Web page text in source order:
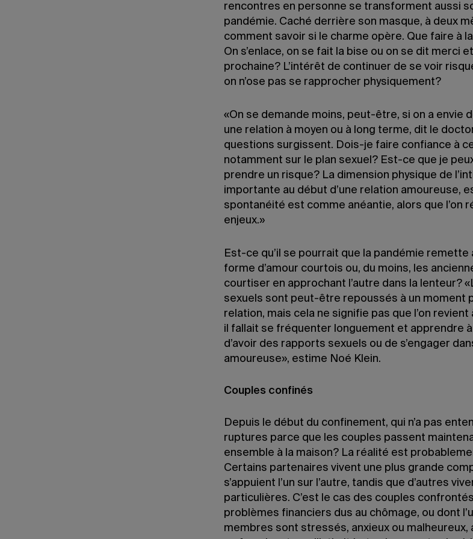
rencontres en personne se transforment aussi
pandémie. Caché derrière son masque, à deux
comment savoir si le charme opère. Que faire à
On s’enlace, on se fait la bise ou on se dit merci
prochaine? L’intérêt de continuer de se voir
on n’ose pas se rapprocher physiquement?
«On se demande moins, peut-être, si on a envie
une relation à moyen ou à long terme, dit le
questions surgissent. Dois-je faire confiance à
notamment sur le plan sexuel? Est-ce que je
prendre un risque? La dimension physique de
importante au début d’une relation amoureuse,
spontanéité est comme anéantie, alors que l’on
enjeux.»
Est-ce qu’il se pourrait que la pandémie remette
forme d’amour courtois ou, du moins, les
courtiser en approchant l’autre dans la lenteur?
sexuels sont peut-être repoussés à un moment
relation, mais cela ne signifie pas que l’on revient
il fallait se fréquenter longuement et apprendre
d’avoir des rapports sexuels ou de s’engager
amoureuse», estime Noé Klein.
Couples confinés
Depuis le début du confinement, qui n’a pas
ruptures parce que les couples passent
ensemble à la maison? La réalité est
Certains partenaires vivent une plus grande
s’appuient l’un sur l’autre, tandis que d’autres
particulières. C’est le cas des couples
problèmes financiers dus au chômage, ou dont
membres sont stressés, anxieux ou